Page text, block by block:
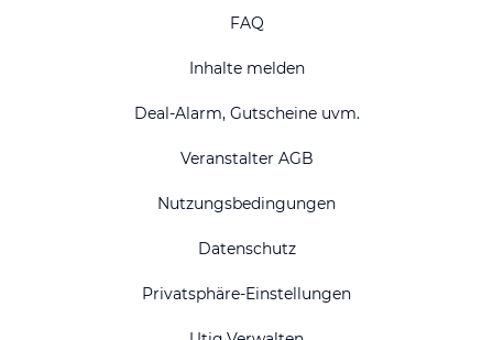
FAQ
Inhalte melden
Deal-Alarm, Gutscheine uvm.
Veranstalter AGB
Nutzungsbedingungen
Datenschutz
Privatsphäre-Einstellungen